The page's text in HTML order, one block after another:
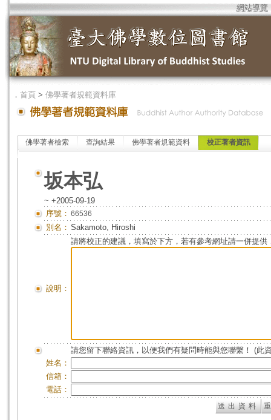
網站導覽
． 首頁 > 佛學著者規範資料庫
佛學著者檢索 查詢結果 佛學著者規範資料 校正著者資訊
坂本弘
~ +2005-09-19
序號： 66536
別名： Sakamoto, Hiroshi
說明：
請將校正的建議，填寫於下方，若有參考網址請一併提供
請您留下聯絡資訊，以便我們有疑問時能與您聯繫！ (此
姓名：
信箱：
電話：